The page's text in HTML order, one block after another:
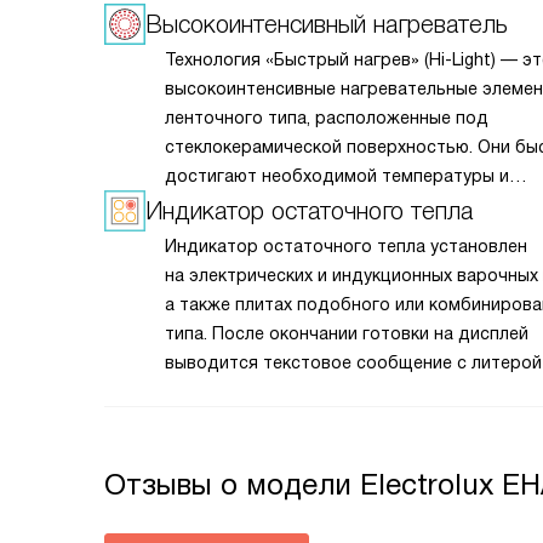
Высокоинтенсивный нагреватель
Технология «Быстрый нагрев» (Hi-Light) —
высокоинтенсивные нагревательные
ленточного типа, расположенные под
стеклокерамической поверхностью. Они
достигают необходимой температуры и
моментально реагируют на изменения
Индикатор остаточного тепла
Индикатор остаточного тепла установлен
на электрических и индукционных варочных
а также плитах подобного или
типа. После окончании готовки на дисплей
выводится текстовое сообщение с литерой
приготовленной еды.
Отзывы о модели Electrolux